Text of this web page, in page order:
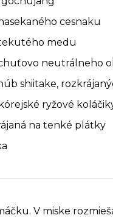
cesnaku
medu
neutrálneho
shiitake,
ryžové
na tenké plátky
V miske